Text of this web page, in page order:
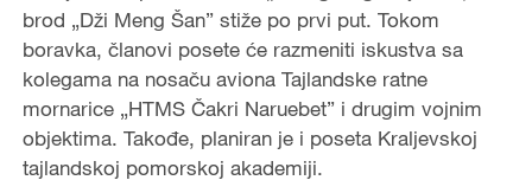
brod „Dži Meng Šan” stiže po prvi put. Tokom
boravka, članovi posete će razmeniti iskustva sa
kolegama na nosaču aviona Tajlandske ratne
mornarice „HTMS Čakri Naruebet” i drugim vojnim
objektima. Takođe, planiran je i poseta Kraljevskoj
tajlandskoj pomorskoj akademiji.